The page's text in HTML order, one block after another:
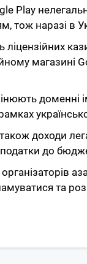
Play
наразі в
магазині
доменні
доходи
до
та